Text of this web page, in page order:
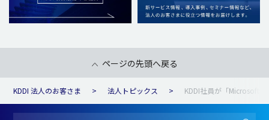
ページの先頭へ戻る
KDDI 法人のお客さま 法人トピックス KDDI社員が「Microsoft